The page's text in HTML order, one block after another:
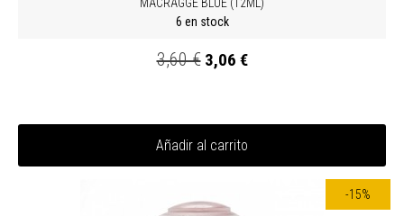
MACRAGGE BLUE (12ML)
6 en stock
3,60 € 3,06 €
Añadir al carrito
-15%